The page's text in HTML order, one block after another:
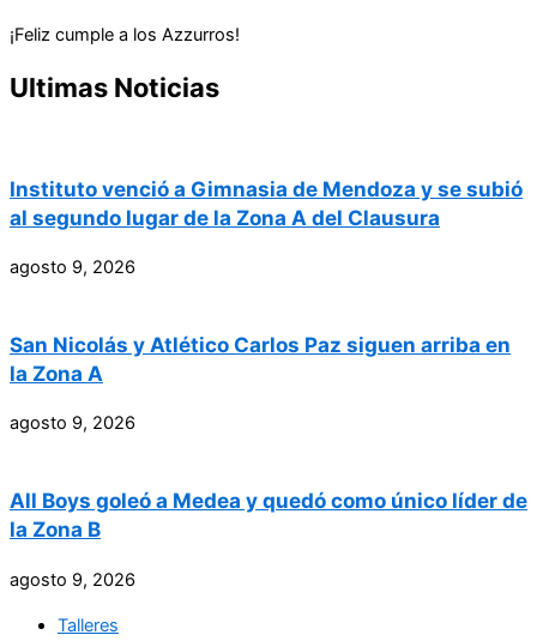
¡Feliz cumple a los Azzurros!
Ultimas Noticias
Instituto venció a Gimnasia de Mendoza y se subió
al segundo lugar de la Zona A del Clausura
agosto 9, 2026
San Nicolás y Atlético Carlos Paz siguen arriba en
la Zona A
agosto 9, 2026
All Boys goleó a Medea y quedó como único líder de
la Zona B
agosto 9, 2026
Talleres